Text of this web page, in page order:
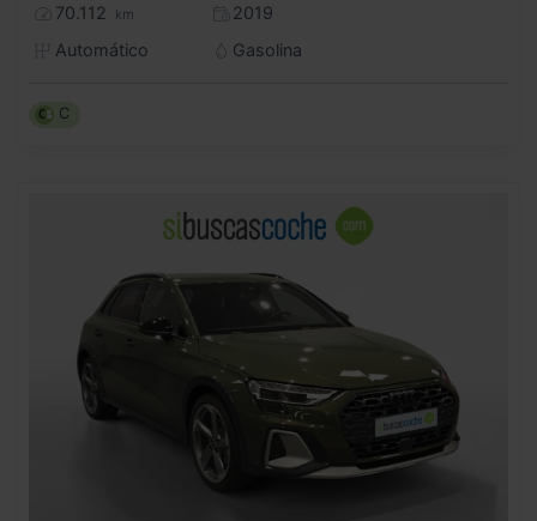
70.112 km
2019
Automático
Gasolina
C